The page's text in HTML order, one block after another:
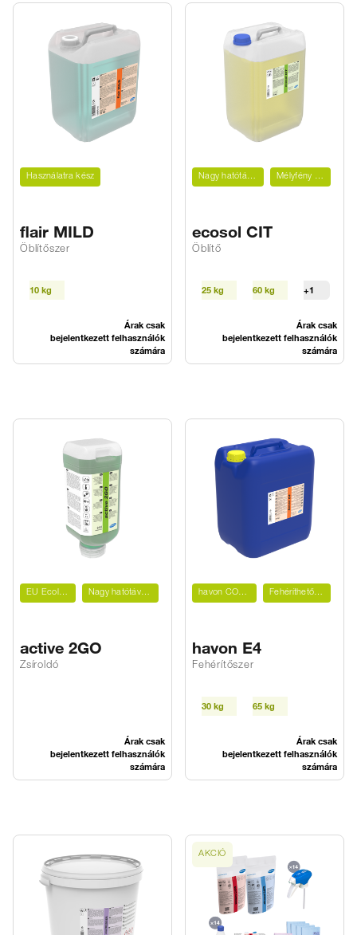
Használatra kész
flair MILD
Öblítőszer
10 kg
Árak csak
bejelentkezett felhasználók
számára
Nagy hatótávolság Mélyfény hatás
ecosol CIT
Öblítő
25 kg 60 kg +1
Árak csak
bejelentkezett felhasználók
számára
EU Ecolabel Nagy hatótávolság
active 2GO
Zsíroldó
Árak csak
bejelentkezett felhasználók
számára
havon CONTROL-hoz Fehéríthető foltok ellen
havon E4
Fehérítőszer
30 kg 65 kg
Árak csak
bejelentkezett felhasználók
számára
AKCIÓ